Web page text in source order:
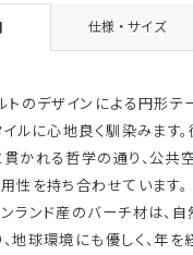
仕様・サイズ
トのデザインによる円形テ
イルに心地良く馴染みます
かれる哲学の通り、公共
性を持ち合わせています。
ランド産のバーチ材は、
地球環境にも優しく、年